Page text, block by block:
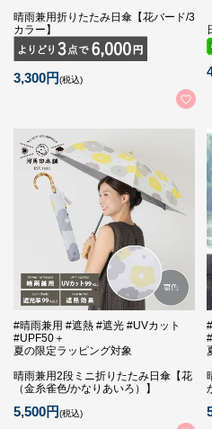
晴雨兼用折りたたみ日傘【花バード/3
カラー】
3,300円(税込)
#晴雨兼用 #遮熱 #遮光 #UVカット
#UPF50＋
夏の限定ラッピング対象
晴雨兼用2段ミニ折りたたみ日傘【花
（金糸雀色/かなりあいろ）】
5,500円(税込)